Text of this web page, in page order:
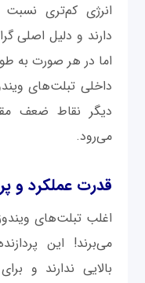
انرژی کم‌تری
دارند و دلیل اصلی
اما در هر صورت به
داخلی تبلت‌های
دیگر نقاط ضعف
می‌رود.
قدرت عملکرد و
اغلب تبلت‌های
می‌برند! این
بالایی ندارند و